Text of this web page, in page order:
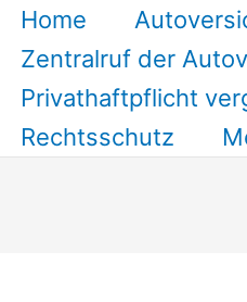
Home
Zentralruf der
Privathaftpflicht
Rechtsschutz